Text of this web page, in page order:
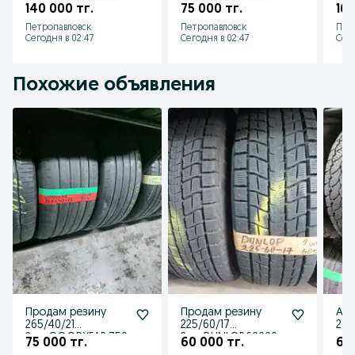
4шт.PIRELLI.140000тг
140 000 тг.
Петропавловск
Сегодня в 02:47
HANKOOK.75000тг.
состоян
75 000 тг.
Петропавловск
Сегодня в 02:47
Похожие объявления
Продам резину
265/40/21
2шт.GOODYEAR.750
75 000 тг.
Продам резину
225/60/17
2шт.DUNLOP.60000т
60 000 тг. 65